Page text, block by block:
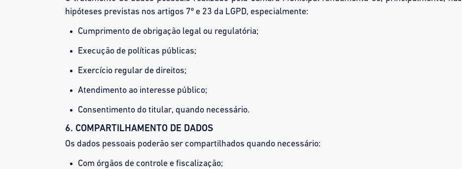
hipóteses previstas nos artigos 7º e 23 da LGPD, especialmente:
Cumprimento de obrigação legal ou regulatória;
Execução de políticas públicas;
Exercício regular de direitos;
Atendimento ao interesse público;
Consentimento do titular, quando necessário.
6. COMPARTILHAMENTO DE DADOS
Os dados pessoais poderão ser compartilhados quando necessário:
Com órgãos de controle e fiscalização;